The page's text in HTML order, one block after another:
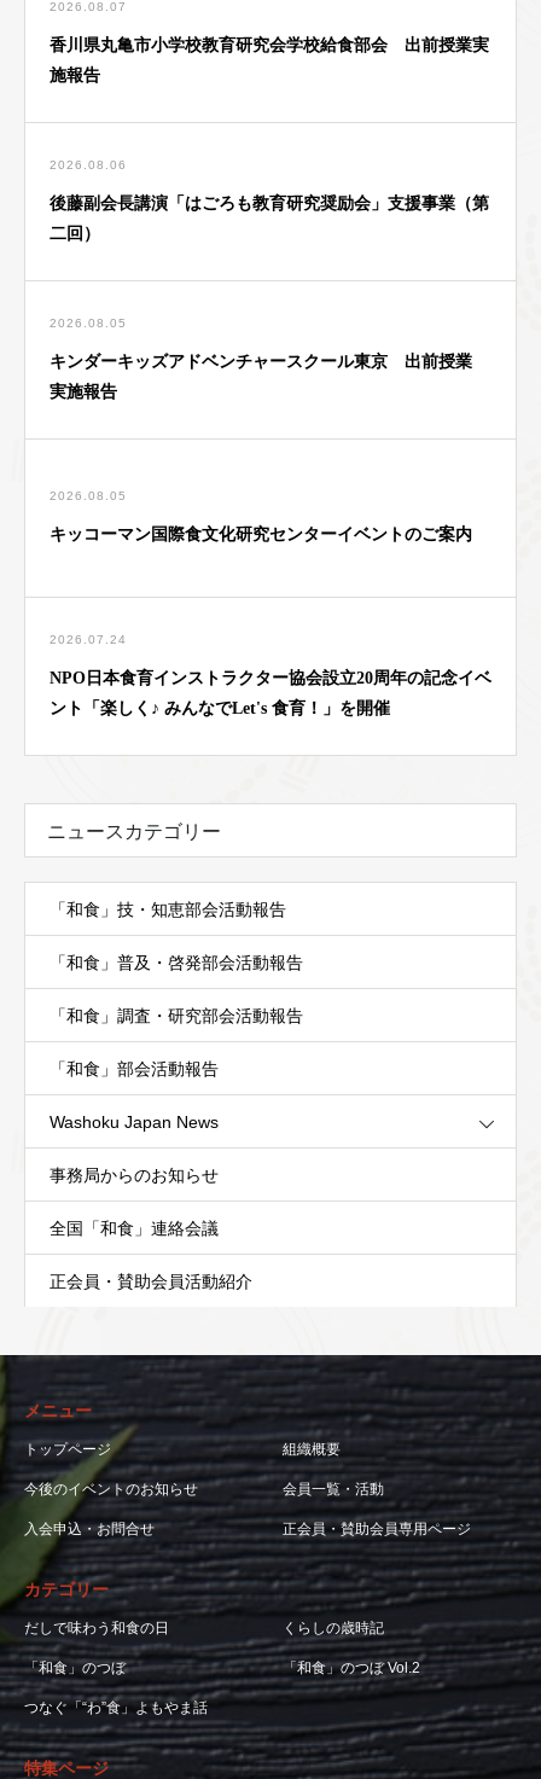
2026.08.07
香川県丸亀市小学校教育研究会学校給食部会 出前授業実
施報告
2026.08.06
後藤副会長講演「はごろも教育研究奨励会」支援事業（第
二回）
2026.08.05
キンダーキッズアドベンチャースクール東京 出前授業
実施報告
2026.08.05
キッコーマン国際食文化研究センターイベントのご案内
2026.07.24
NPO日本食育インストラクター協会設立20周年の記念イベ
ント「楽しく♪ みんなでLet's 食育！」を開催
ニュースカテゴリー
「和食」技・知恵部会活動報告
「和食」普及・啓発部会活動報告
「和食」調査・研究部会活動報告
「和食」部会活動報告
Washoku Japan News
事務局からのお知らせ
全国「和食」連絡会議
正会員・賛助会員活動紹介
メニュー
トップページ 組織概要
今後のイベントのお知らせ 会員一覧・活動
入会申込・お問合せ 正会員・賛助会員専用ページ
カテゴリー
だしで味わう和食の日 くらしの歳時記
「和食」のつぼ 「和食」のつぼ Vol.2
つなぐ「“わ”食」よもやま話
特集ページ